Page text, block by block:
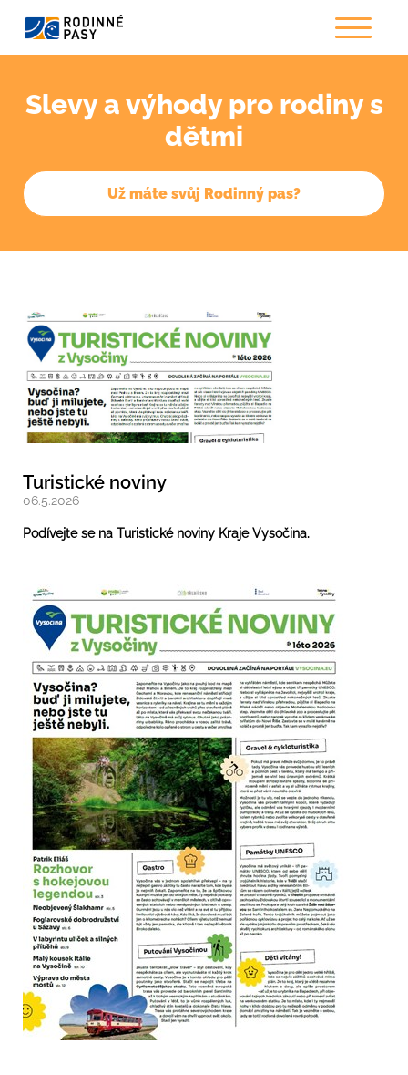
Slevy a výhody pro rodiny s
dětmi
Už máte svůj Rodinný pas?
Turistické noviny
06.5.2026
Podívejte se na Turistické noviny Kraje Vysočina.